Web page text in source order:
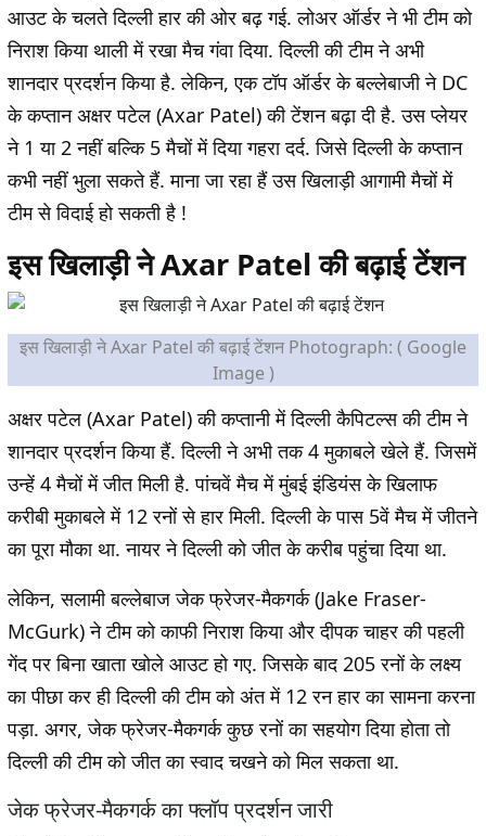
आउट के चलते दिल्ली हार की ओर बढ़ गई. लोअर ऑर्डर ने भी टीम को
निराश किया थाली में रखा मैच गंवा दिया. दिल्ली की टीम ने अभी
शानदार प्रदर्शन किया है. लेकिन, एक टॉप ऑर्डर के बल्लेबाजी ने DC
के कप्तान अक्षर पटेल (Axar Patel) की टेंशन बढ़ा दी है. उस प्लेयर
ने 1 या 2 नहीं बल्कि 5 मैचों में दिया गहरा दर्द. जिसे दिल्ली के कप्तान
कभी नहीं भुला सकते हैं. माना जा रहा हैं उस खिलाड़ी आगामी मैचों में
टीम से विदाई हो सकती है !
इस खिलाड़ी ने Axar Patel की बढ़ाई टेंशन
इस खिलाड़ी ने Axar Patel की बढ़ाई टेंशन Photograph: ( Google
Image )
अक्षर पटेल (Axar Patel) की कप्तानी में दिल्ली कैपिटल्स की टीम ने
शानदार प्रदर्शन किया हैं. दिल्ली ने अभी तक 4 मुकाबले खेले हैं. जिसमें
उन्हें 4 मैचों में जीत मिली है. पांचवें मैच में मुंबई इंडियंस के खिलाफ
करीबी मुकाबले में 12 रनों से हार मिली. दिल्ली के पास 5वें मैच में जीतने
का पूरा मौका था. नायर ने दिल्ली को जीत के करीब पहुंचा दिया था.
लेकिन, सलामी बल्लेबाज जेक फ्रेजर-मैकगर्क (Jake Fraser-
McGurk) ने टीम को काफी निराश किया और दीपक चाहर की पहली
गेंद पर बिना खाता खोले आउट हो गए. जिसके बाद 205 रनों के लक्ष्य
का पीछा कर ही दिल्ली की टीम को अंत में 12 रन हार का सामना करना
पड़ा. अगर, जेक फ्रेजर-मैकगर्क कुछ रनों का सहयोग दिया होता तो
दिल्ली की टीम को जीत का स्वाद चखने को मिल सकता था.
जेक फ्रेजर-मैकगर्क का फ्लॉप प्रदर्शन जारी